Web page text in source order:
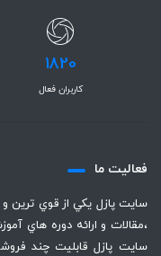
1820
کاربران فعال
فعاليت ما
سايت پازل يكي از قوي ترين
،‌مقالات و ارائه دوره هاي